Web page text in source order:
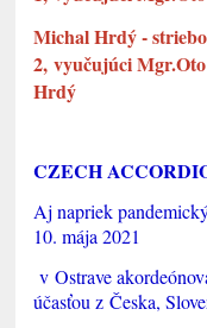
Michal Hrdý -
2, vyučujúci
Hrdý
CZECH
Aj napriek
10. mája 2021
v Ostrave
účasťou z Česka,